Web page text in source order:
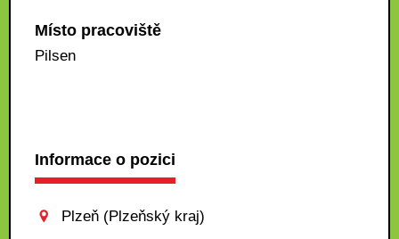
Místo pracoviště
Pilsen
Informace o pozici
Plzeň (Plzeňský kraj)